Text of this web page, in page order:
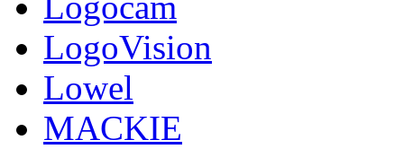
LogoVision
Lowel
MACKIE